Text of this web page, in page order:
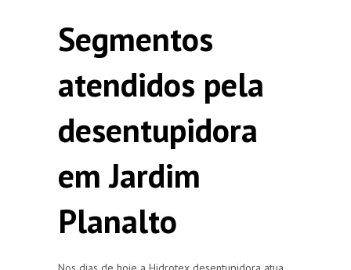
Segmentos
atendidos pela
desentupidora
em Jardim
Planalto